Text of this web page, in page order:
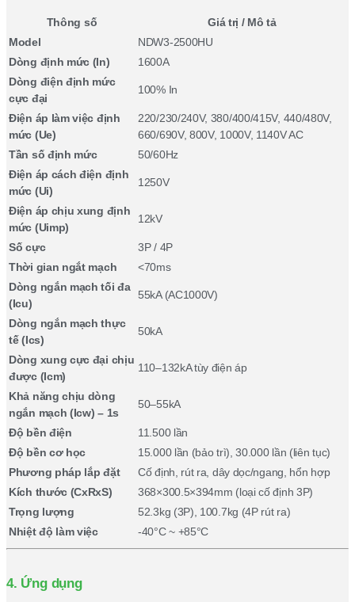
Thông số
Giá trị / Mô tả
Model
NDW3-2500HU
Dòng định mức (In)
1600A
Dòng điện định mức
cực đại
100% In
Điện áp làm việc định
mức (Ue)
220/230/240V, 380/400/415V, 440/480V,
660/690V, 800V, 1000V, 1140V AC
Tần số định mức
50/60Hz
Điện áp cách điện định
mức (Ui)
1250V
Điện áp chịu xung định
mức (Uimp)
12kV
Số cực
3P / 4P
Thời gian ngắt mạch
<70ms
Dòng ngắn mạch tối đa
(Icu)
55kA (AC1000V)
Dòng ngắn mạch thực
tế (Ics)
50kA
Dòng xung cực đại chịu
được (Icm)
110–132kA tùy điện áp
Khả năng chịu dòng
ngắn mạch (Icw) – 1s
50–55kA
Độ bền điện
11.500 lần
Độ bền cơ học
15.000 lần (bảo trì), 30.000 lần (liên tục)
Phương pháp lắp đặt
Cố định, rút ra, dây dọc/ngang, hổn hợp
Kích thước (CxRxS)
368×300.5×394mm (loại cố định 3P)
Trọng lượng
52.3kg (3P), 100.7kg (4P rút ra)
Nhiệt độ làm việc
-40°C ~ +85°C
4. Ứng dụng